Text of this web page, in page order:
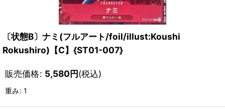
〔状態B〕ナミ(フルアート/foil/illust:Koushi
Rokushiro)【C】{ST01-007}
販売価格: 5,580円(税込)
重み: 1